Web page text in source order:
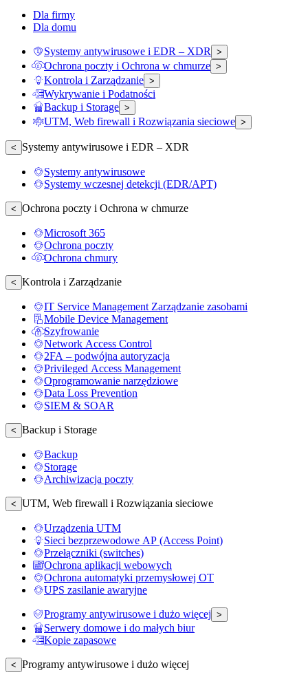
Dla firmy
Dla domu
Systemy antywirusowe i EDR – XDR >
Ochrona poczty i Ochrona w chmurze >
Kontrola i Zarządzanie >
Wykrywanie i Podatności
Backup i Storage >
UTM, Web firewall i Rozwiązania sieciowe >
< Systemy antywirusowe i EDR – XDR
Systemy antywirusowe
Systemy wczesnej detekcji (EDR/APT)
< Ochrona poczty i Ochrona w chmurze
Microsoft 365
Ochrona poczty
Ochrona chmury
< Kontrola i Zarządzanie
IT Service Management Zarządzanie zasobami
Mobile Device Management
Szyfrowanie
Network Access Control
2FA – podwójna autoryzacja
Privileged Access Management
Oprogramowanie narzędziowe
Data Loss Prevention
SIEM & SOAR
< Backup i Storage
Backup
Storage
Archiwizacja poczty
< UTM, Web firewall i Rozwiązania sieciowe
Urządzenia UTM
Sieci bezprzewodowe AP (Access Point)
Przełączniki (switches)
Ochrona aplikacji webowych
Ochrona automatyki przemysłowej OT
UPS zasilanie awaryjne
Programy antywirusowe i dużo więcej >
Serwery domowe i do małych biur
Kopie zapasowe
< Programy antywirusowe i dużo więcej